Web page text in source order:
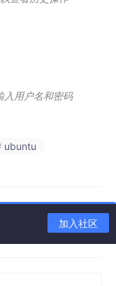
用户名和密码
ubuntu
加入社区